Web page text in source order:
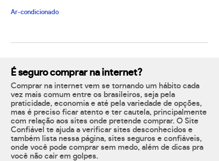
Ar-condicionado
É seguro comprar na internet?
Comprar na internet vem se tornando um hábito cada
vez mais comum entre os brasileiros, seja pela
praticidade, economia e até pela variedade de opções,
mas é preciso ficar atento e ter cautela, principalmente
com relação aos sites onde pretende comprar. O Site
Confiável te ajuda a verificar sites desconhecidos e
também lista nessa página, sites seguros e confiáveis,
onde você pode comprar sem medo, além de dicas pra
você não cair em golpes.